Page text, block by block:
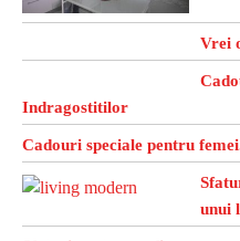
Vrei
Indragostitilor
Cadouri speciale pentru
unui